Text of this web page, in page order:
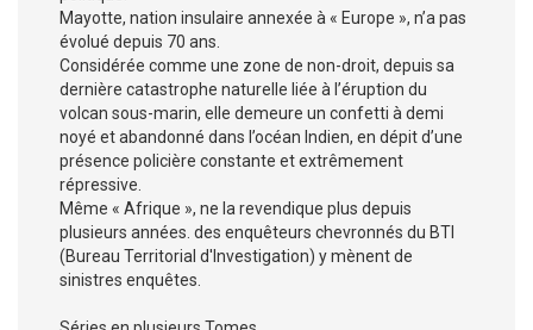
Mayotte, nation insulaire annexée à « Europe », n’a pas
évolué depuis 70 ans.
Considérée comme une zone de non-droit, depuis sa
dernière catastrophe naturelle liée à l’éruption du
volcan sous-marin, elle demeure un confetti à demi
noyé et abandonné dans l’océan Indien, en dépit d’une
présence policière constante et extrêmement
répressive.
Même « Afrique », ne la revendique plus depuis
plusieurs années. des enquêteurs chevronnés du BTI
(Bureau Territorial d'Investigation) y mènent de
sinistres enquêtes.